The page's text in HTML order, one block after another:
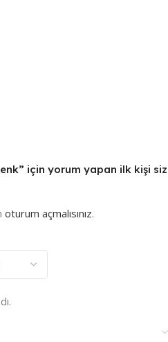
için yorum yapan ilk kişi siz
oturum açmalısınız.